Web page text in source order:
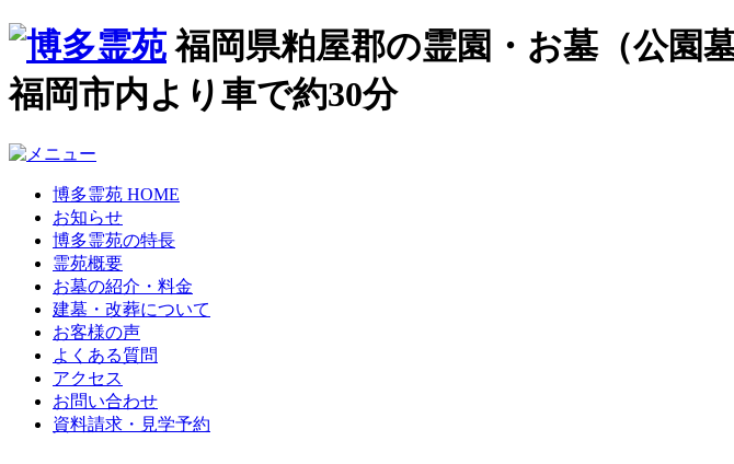
福岡県粕屋郡の霊園・お墓（公園墓
福岡市内より車で約30分
博多霊苑 HOME
お知らせ
博多霊苑の特長
霊苑概要
お墓の紹介・料金
建墓・改葬について
お客様の声
よくある質問
アクセス
お問い合わせ
資料請求・見学予約